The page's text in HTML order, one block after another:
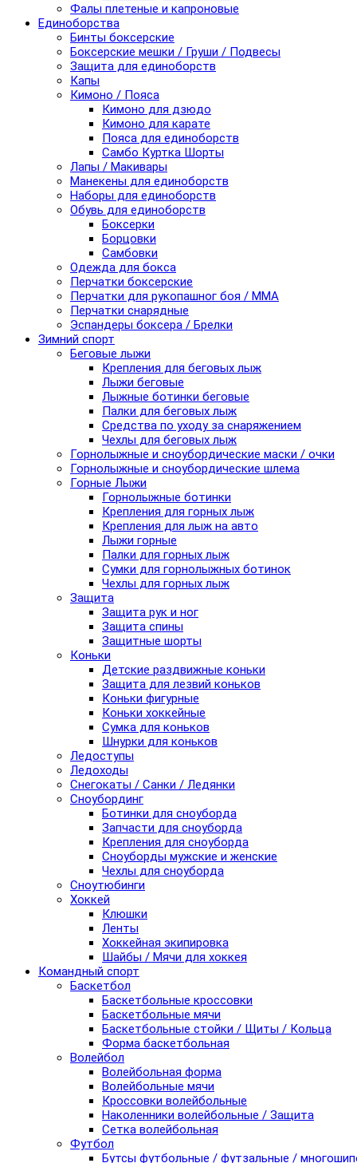
Фалы плетеные и капроновые
Единоборства
Бинты боксерские
Боксерские мешки / Груши / Подвесы
Защита для единоборств
Капы
Кимоно / Пояса
Кимоно для дзюдо
Кимоно для карате
Пояса для единоборств
Самбо Куртка Шорты
Лапы / Макивары
Манекены для единоборств
Наборы для единоборств
Обувь для единоборств
Боксерки
Борцовки
Самбовки
Одежда для бокса
Перчатки боксерские
Перчатки для рукопашног боя / ММА
Перчатки снарядные
Эспандеры боксера / Брелки
Зимний спорт
Беговые лыжи
Крепления для беговых лыж
Лыжи беговые
Лыжные ботинки беговые
Палки для беговых лыж
Средства по уходу за снаряжением
Чехлы для беговых лыж
Горнолыжные и сноубордические маски / очки
Горнолыжные и сноубордические шлема
Горные Лыжи
Горнолыжные ботинки
Крепления для горных лыж
Крепления для лыж на авто
Лыжи горные
Палки для горных лыж
Сумки для горнолыжных ботинок
Чехлы для горных лыж
Защита
Защита рук и ног
Защита спины
Защитные шорты
Коньки
Детские раздвижные коньки
Защита для лезвий коньков
Коньки фигурные
Коньки хоккейные
Сумка для коньков
Шнурки для коньков
Ледоступы
Ледоходы
Снегокаты / Санки / Ледянки
Сноубординг
Ботинки для сноуборда
Запчасти для сноуборда
Крепления для сноуборда
Сноуборды мужские и женские
Чехлы для сноуборда
Сноутюбинги
Хоккей
Клюшки
Ленты
Хоккейная экипировка
Шайбы / Мячи для хоккея
Командный спорт
Баскетбол
Баскетбольные кроссовки
Баскетбольные мячи
Баскетбольные стойки / Щиты / Кольца
Форма баскетбольная
Волейбол
Волейбольная форма
Волейбольные мячи
Кроссовки волейбольные
Наколенники волейбольные / Защита
Сетка волейбольная
Футбол
Бутсы футбольные / футзальные /